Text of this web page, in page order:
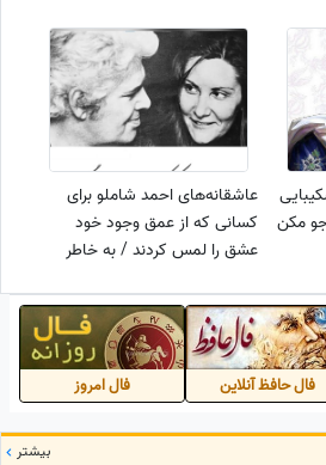
مکن
عاشقانه‌‌‌های احمد شاملو برای
کسانی که از عمق وجود خود
عشق را لمس کردند / به خاطر
باشم، به خاطر دست های
کوچکت در دست های بزرگِ
من...+ ویدئو
فال حافظ آنلاین فال امروز
بیشتر